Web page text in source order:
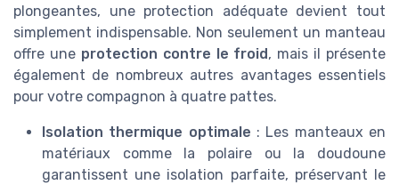
plongeantes, une protection adéquate devient tout
simplement indispensable. Non seulement un manteau
offre une protection contre le froid , mais il présente
également de nombreux autres avantages essentiels
pour votre compagnon à quatre pattes.
Isolation thermique optimale : Les manteaux en
matériaux comme la polaire ou la doudoune
garantissent une isolation parfaite, préservant le